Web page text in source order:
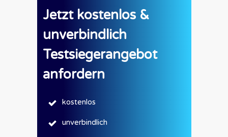
Jetzt kostenlos &
unverbindlich
Testsiegerangebot
anfordern
kostenlos
unverbindlich